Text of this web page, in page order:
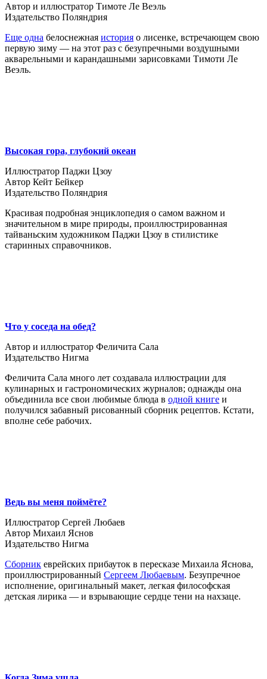
Автор и иллюстратор Тимоте Ле Веэль
Издательство Поляндрия
Еще одна белоснежная история о лисенке, встречающем свою
первую зиму — на этот раз с безупречными воздушными
акварельными и карандашными зарисовками Тимоти Ле
Веэль.
Высокая гора, глубокий океан
Иллюстратор Паджи Цзоу
Автор Кейт Бейкер
Издательство Поляндрия
Красивая подробная энциклопедия о самом важном и
значительном в мире природы, проиллюстрированная
тайваньским художником Паджи Цзоу в стилистике
старинных справочников.
Что у соседа на обед?
Автор и иллюстратор Феличита Сала
Издательство Нигма
Феличита Сала много лет создавала иллюстрации для
кулинарных и гастрономических журналов; однажды она
объединила все свои любимые блюда в одной книге и
получился забавный рисованный сборник рецептов. Кстати,
вполне себе рабочих.
Ведь вы меня поймёте?
Иллюстратор Сергей Любаев
Автор Михаил Яснов
Издательство Нигма
Сборник еврейских прибауток в пересказе Михаила Яснова,
проиллюстрированный Сергеем Любаевым. Безупречное
исполнение, оригинальный макет, легкая философская
детская лирика — и взрывающие сердце тени на нахзаце.